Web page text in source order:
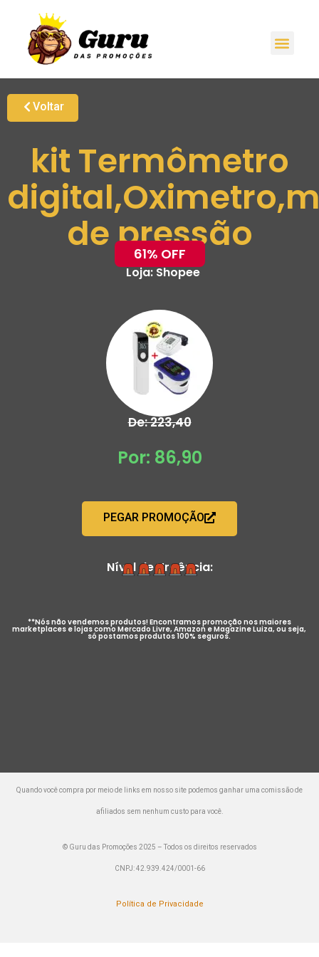
Voltar
kit Termômetro
de pressão
61% OFF
Loja:Shopee
De: 223,40
Por: 86,90
PEGAR PROMOÇÃO
Nível de Urgência:
**Nós não vendemos produtos! Encontramos promoção nos maiores
marketplaces e lojas como Mercado Livre, Amazon e Magazine Luiza, ou seja,
só postamos produtos 100% seguros.
Quando você compra por meio de links em nosso site podemos ganhar uma comissão de
afiliados sem nenhum custo para você.
© Guru das Promoções 2025 – Todos os direitos reservados
CNPJ: 42.939.424/0001-66
Política de Privacidade